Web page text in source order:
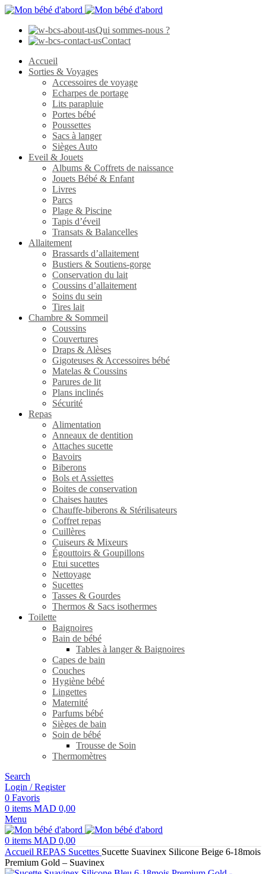
Qui sommes-nous ?
Contact
Accueil
Sorties & Voyages
Accessoires de voyage
Echarpes de portage
Lits parapluie
Portes bébé
Poussettes
Sacs à langer
Sièges Auto
Eveil & Jouets
Albums & Coffrets de naissance
Jouets Bébé & Enfant
Livres
Parcs
Plage & Piscine
Tapis d’éveil
Transats & Balancelles
Allaitement
Brassards d’allaitement
Bustiers & Soutiens-gorge
Conservation du lait
Coussins d’allaitement
Soins du sein
Tires lait
Chambre & Sommeil
Coussins
Couvertures
Draps & Alèses
Gigoteuses & Accessoires bébé
Matelas & Coussins
Parures de lit
Plans inclinés
Sécurité
Repas
Alimentation
Anneaux de dentition
Attaches sucette
Bavoirs
Biberons
Bols et Assiettes
Boites de conservation
Chaises hautes
Chauffe-biberons & Stérilisateurs
Coffret repas
Cuillères
Cuiseurs & Mixeurs
Égouttoirs & Goupillons
Etui sucettes
Nettoyage
Sucettes
Tasses & Gourdes
Thermos & Sacs isothermes
Toilette
Baignoires
Bain de bébé
Tables à langer & Baignoires
Capes de bain
Couches
Hygiène bébé
Lingettes
Maternité
Parfums bébé
Sièges de bain
Soin de bébé
Trousse de Soin
Thermomètres
Search
Login / Register
0 Favoris
0 items MAD 0,00
Menu
0 items MAD 0,00
Accueil REPAS Sucettes Sucette Suavinex Silicone Beige 6-18mois
Premium Gold – Suavinex